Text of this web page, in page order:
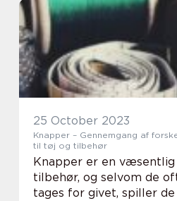
på. I den...
25 October 2023
Knapper – Gennemgang af
til tøj og tilbehør
Knapper er en
tilbehør, og selvom de
tages for givet, spiller